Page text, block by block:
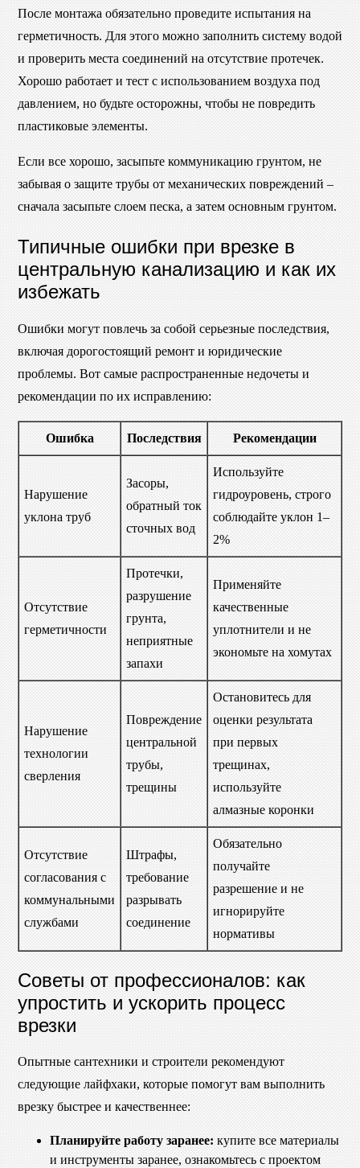
После монтажа обязательно проведите испытания на
герметичность. Для этого можно заполнить систему водой
и проверить места соединений на отсутствие протечек.
Хорошо работает и тест с использованием воздуха под
давлением, но будьте осторожны, чтобы не повредить
пластиковые элементы.
Если все хорошо, засыпьте коммуникацию грунтом, не
забывая о защите трубы от механических повреждений –
сначала засыпьте слоем песка, а затем основным грунтом.
Типичные ошибки при врезке в
центральную канализацию и как их
избежать
Ошибки могут повлечь за собой серьезные последствия,
включая дорогостоящий ремонт и юридические
проблемы. Вот самые распространенные недочеты и
рекомендации по их исправлению:
Ошибка Последствия Рекомендации
Нарушение
уклона труб
Засоры,
обратный ток
сточных вод
Используйте
гидроуровень, строго
соблюдайте уклон 1–
2%
Отсутствие
герметичности
Протечки,
разрушение
грунта,
неприятные
запахи
Применяйте
качественные
уплотнители и не
экономьте на хомутах
Нарушение
технологии
сверления
Повреждение
центральной
трубы,
трещины
Остановитесь для
оценки результата
при первых
трещинах,
используйте
алмазные коронки
Отсутствие
согласования с
коммунальными
службами
Штрафы,
требование
разрывать
соединение
Обязательно
получайте
разрешение и не
игнорируйте
нормативы
Советы от профессионалов: как
упростить и ускорить процесс
врезки
Опытные сантехники и строители рекомендуют
следующие лайфхаки, которые помогут вам выполнить
врезку быстрее и качественнее:
Планируйте работу заранее: купите все материалы
и инструменты заранее, ознакомьтесь с проектом